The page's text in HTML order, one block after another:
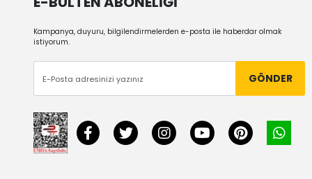
Kampanya, duyuru, bilgilendirmelerden e-posta ile haberdar olmak
istiyorum.
GÖNDER